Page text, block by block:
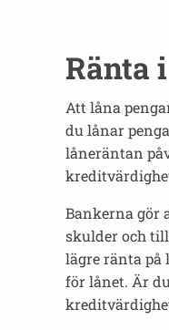
Ränta
Att låna
du lånar
låneräntan
Bankerna gör
skulder och
lägre ränta på
för lånet. Är